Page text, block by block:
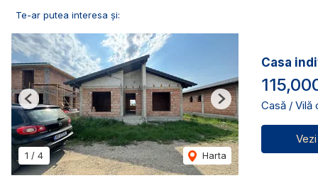
Te-ar putea interesa și:
1 / 4 Harta
Previous Next
Casa
Casă / Vilă